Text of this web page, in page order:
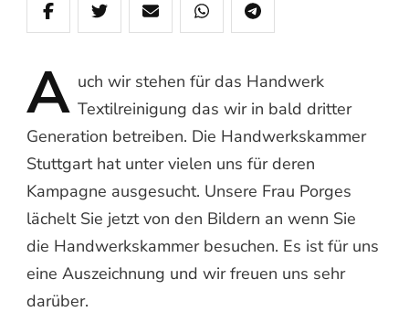
A uch wir stehen für das Handwerk
Textilreinigung das wir in bald dritter
Generation betreiben. Die Handwerkskammer
Stuttgart hat unter vielen uns für deren
Kampagne ausgesucht. Unsere Frau Porges
lächelt Sie jetzt von den Bildern an wenn Sie
die Handwerkskammer besuchen. Es ist für uns
eine Auszeichnung und wir freuen uns sehr
darüber.